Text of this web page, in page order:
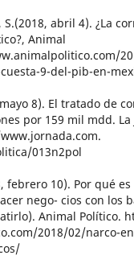
S.(2018, abril 4). ¿La
Animal
9-del-pib-en-
8). El tratado de
por 159 mil mdd. La
013n2pol
febrero 10). Por qué
nego- cios con los
Animal Político.
2018/02/narco-